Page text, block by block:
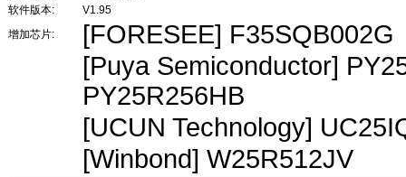
软件版本:
V1.95
增加芯片:
[FORESEE] F35SQB002G
[Puya Semiconductor]
PY25R256HB
[UCUN Technology]
[Winbond] W25R512JV